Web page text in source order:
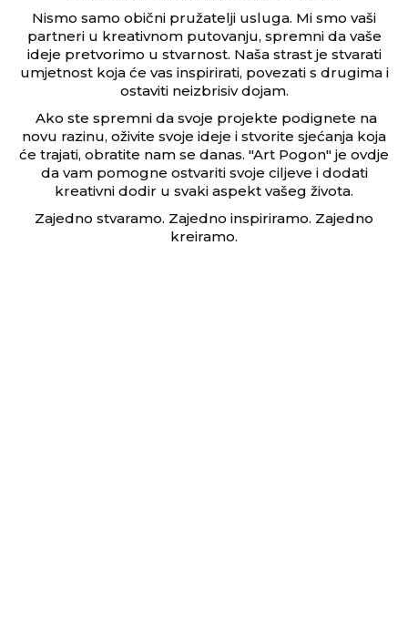
Nismo samo obični pružatelji usluga. Mi smo vaši
partneri u kreativnom putovanju, spremni da vaše
ideje pretvorimo u stvarnost. Naša strast je stvarati
umjetnost koja će vas inspirirati, povezati s drugima i
ostaviti neizbrisiv dojam.
Ako ste spremni da svoje projekte podignete na
novu razinu, oživite svoje ideje i stvorite sjećanja koja
će trajati, obratite nam se danas. "Art Pogon" je ovdje
da vam pomogne ostvariti svoje ciljeve i dodati
kreativni dodir u svaki aspekt vašeg života.
Zajedno stvaramo. Zajedno inspiriramo. Zajedno
kreiramo.